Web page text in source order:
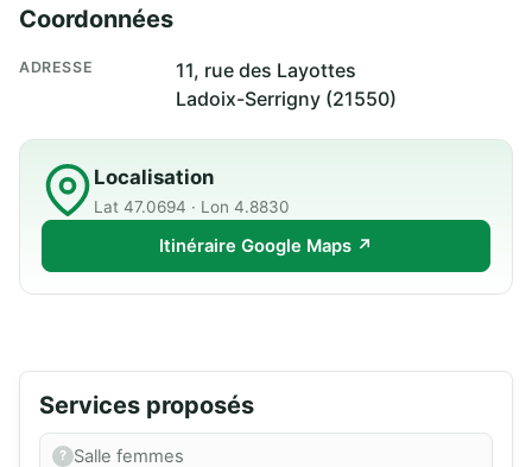
Coordonnées
ADRESSE
11, rue des Layottes
Ladoix-Serrigny (21550)
Localisation
Lat 47.0694 · Lon 4.8830
Itinéraire Google Maps ↗
Services proposés
Salle femmes